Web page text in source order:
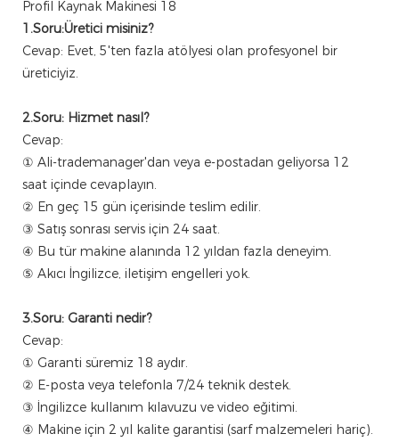
1.Soru:Üretici misiniz?
Cevap: Evet, 5'ten fazla atölyesi olan profesyonel bir
üreticiyiz.
2.Soru: Hizmet nasıl?
Cevap:
① Ali-trademanager'dan veya e-postadan geliyorsa 12
saat içinde cevaplayın.
② En geç 15 gün içerisinde teslim edilir.
③ Satış sonrası servis için 24 saat.
④ Bu tür makine alanında 12 yıldan fazla deneyim.
⑤ Akıcı İngilizce, iletişim engelleri yok.
3.Soru: Garanti nedir?
Cevap:
① Garanti süremiz 18 aydır.
② E-posta veya telefonla 7/24 teknik destek.
③ İngilizce kullanım kılavuzu ve video eğitimi.
④ Makine için 2 yıl kalite garantisi (sarf malzemeleri hariç).